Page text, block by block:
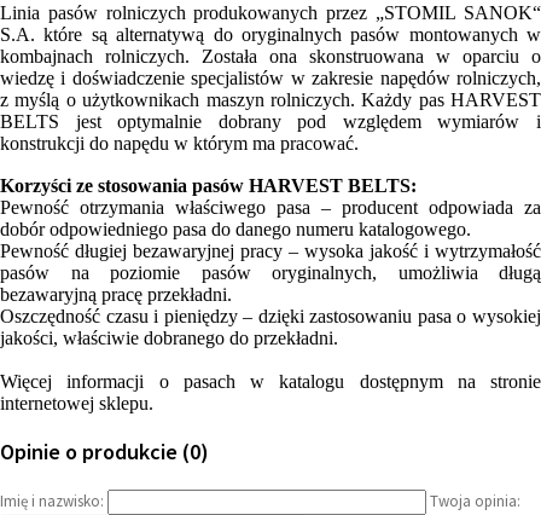
Linia pasów rolniczych produkowanych przez „STOMIL SANOK“
S.A. które są alternatywą do oryginalnych pasów montowanych w
kombajnach rolniczych. Została ona skonstruowana w oparciu o
wiedzę i doświadczenie specjalistów w zakresie napędów rolniczych,
z myślą o użytkownikach maszyn rolniczych. Każdy pas HARVEST
BELTS jest optymalnie dobrany pod względem wymiarów i
konstrukcji do napędu w którym ma pracować.
Korzyści ze stosowania pasów HARVEST BELTS:
Pewność otrzymania właściwego pasa – producent odpowiada za
dobór odpowiedniego pasa do danego numeru katalogowego.
Pewność długiej bezawaryjnej pracy – wysoka jakość i wytrzymałość
pasów na poziomie pasów oryginalnych, umożliwia długą
bezawaryjną pracę przekładni.
Oszczędność czasu i pieniędzy – dzięki zastosowaniu pasa o wysokiej
jakości, właściwie dobranego do przekładni.
Więcej informacji o pasach w katalogu dostępnym na stronie
internetowej sklepu.
Opinie o produkcie (0)
Imię i nazwisko: Twoja opinia: